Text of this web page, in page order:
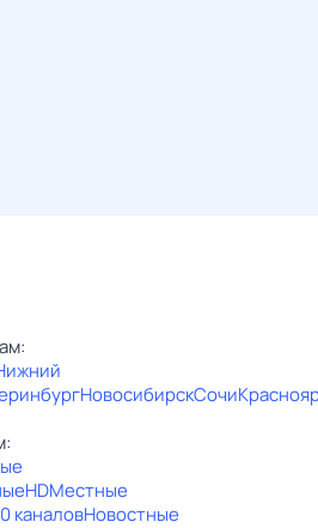
НовосибирскСочи
HDМестные
каналовНовостные